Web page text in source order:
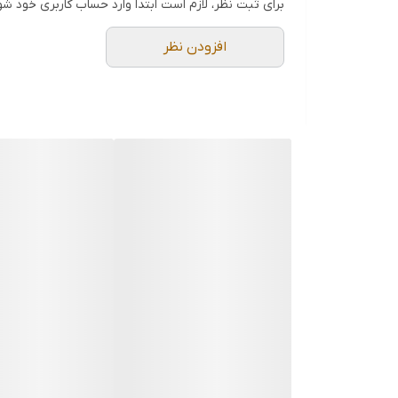
برای ثبت نظر، لازم است ابتدا وارد حساب کاربری خود
افزودن نظر